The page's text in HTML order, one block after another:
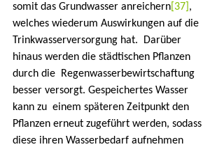
somit das Grundwasser anreichern [37] ,
welches wiederum Auswirkungen auf die
Trinkwasserversorgung hat.  Darüber
hinaus werden die städtischen Pflanzen
durch die  Regenwasserbewirtschaftung
besser versorgt. Gespeichertes Wasser
kann zu  einem späteren Zeitpunkt den
Pflanzen erneut zugeführt werden, sodass
diese ihren Wasserbedarf aufnehmen